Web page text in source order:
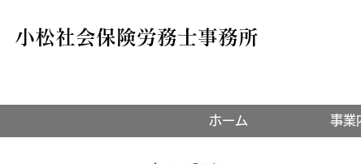
小松社会保険労務士事務所
ホーム 事業